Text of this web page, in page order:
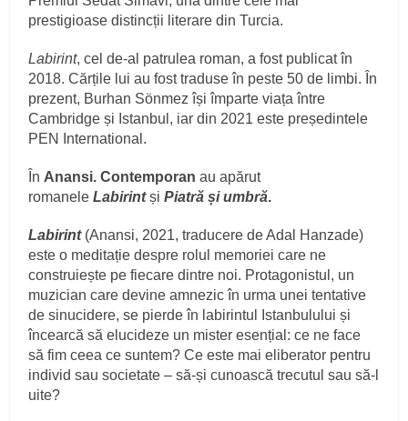
prestigioase distincții literare din Turcia.
Labirint, cel de-al patrulea roman, a fost publicat în
2018. Cărțile lui au fost traduse în peste 50 de limbi. În
prezent, Burhan Sönmez își împarte viața între
Cambridge și Istanbul, iar din 2021 este președintele
PEN International.
În Anansi. Contemporan au apărut
romaneleLabirint șiPiatră și umbră.
Labirint (Anansi, 2021, traducere de Adal Hanzade)
este o meditație despre rolul memoriei care ne
construiește pe fiecare dintre noi. Protagonistul, un
muzician care devine amnezic în urma unei tentative
de sinucidere, se pierde în labirintul Istanbulului și
încearcă să elucideze un mister esențial: ce ne face
să fim ceea ce suntem? Ce este mai eliberator pentru
individ sau societate – să-și cunoască trecutul sau să-l
uite?